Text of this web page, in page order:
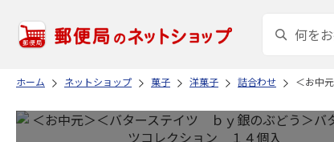
ホーム ネットショップ 菓子 洋菓子 詰合わせ ＜お中